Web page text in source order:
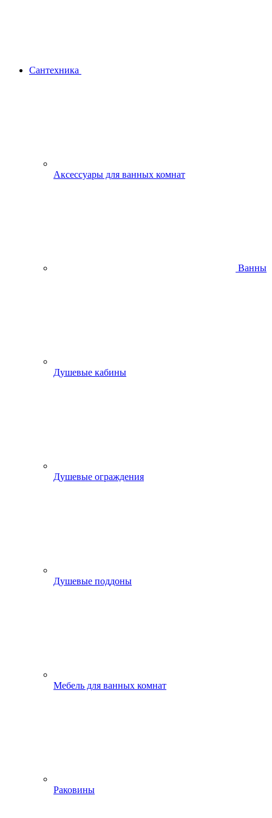
Сантехника
Аксессуары для ванных комнат
Ванны
Душевые кабины
Душевые ограждения
Душевые поддоны
Мебель для ванных комнат
Раковины